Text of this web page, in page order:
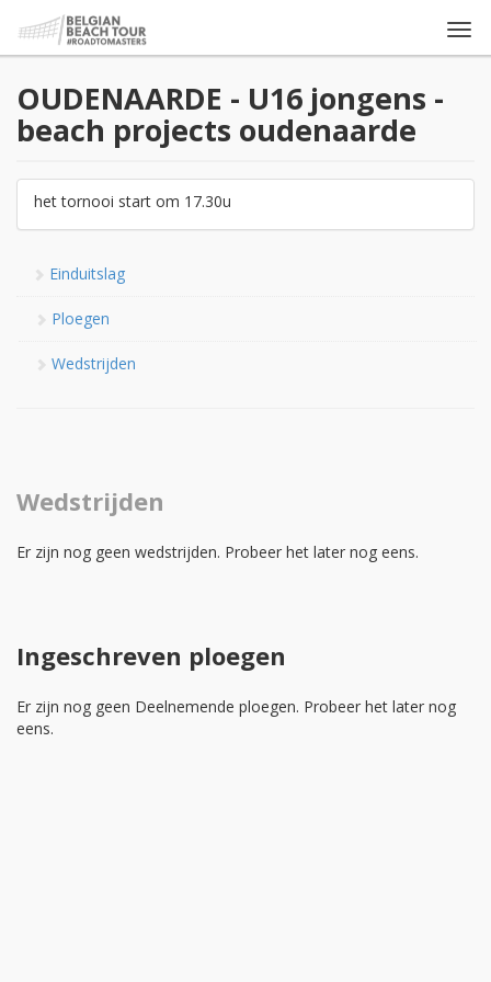
OUDENAARDE - U16 jongens -
beach projects oudenaarde
het tornooi start om 17.30u
Einduitslag
Ploegen
Wedstrijden
Wedstrijden
Er zijn nog geen wedstrijden. Probeer het later nog eens.
Ingeschreven ploegen
Er zijn nog geen Deelnemende ploegen. Probeer het later nog
eens.